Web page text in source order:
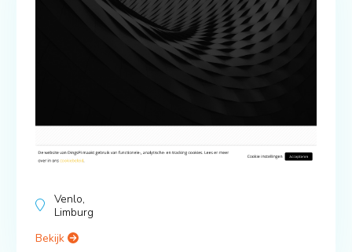
Venlo,
Limburg
Bekijk